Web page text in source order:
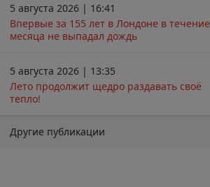
5 августа 2026 | 16:41
Впервые за 155 лет в Лондоне в течение
месяца не выпадал дождь
5 августа 2026 | 13:35
Лето продолжит щедро раздавать своё
тепло!
Другие публикации